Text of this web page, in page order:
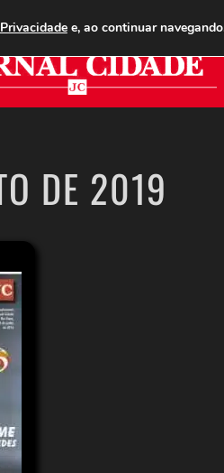
ASSINE CONTATO
DE 2019
e, ao continuar